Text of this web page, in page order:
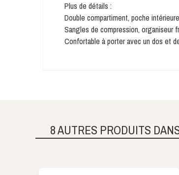
Plus de détails :
Double compartiment, poche
Sangles de compression, organiseur
Confortable à porter avec un dos et
8 AUTRES PRODUITS